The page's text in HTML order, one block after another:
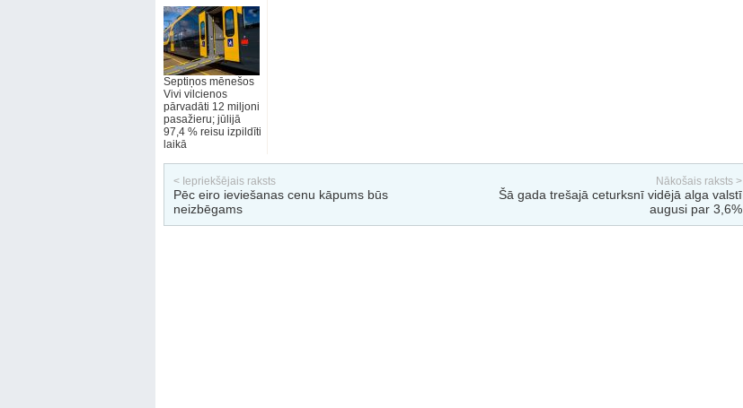
Septiņos mēnešos
Vivi vilcienos
pārvadāti 12 miljoni
pasažieru; jūlijā
97,4 % reisu izpildīti
laikā
< Iepriekšējais raksts
Pēc eiro ieviešanas cenu kāpums būs
neizbēgams
Nākošais raksts >
Šā gada trešajā ceturksnī vidējā alga valstī
augusi par 3,6%